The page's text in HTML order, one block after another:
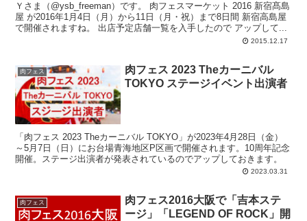
Ｙさま（@ysb_freeman）です。 肉フェスマーケット 2016 新宿髙島
屋 が2016年1月4日（月）から11日（月・祝）まで8日間 新宿高島屋
で開催されますね。 出店予定店舗一覧を入手したので アップして...
2015.12.17
肉フェス
肉フェス 2023 Theカーニバル
TOKYO ステージイベント出演者
「肉フェス 2023 Theカーニバル TOKYO」が2023年4月28日（金）
～5月7日（日）にお台場青海地区P区画で開催されます。10周年記念
開催。ステージ出演者が発表されているのでアップしておきます。
2023.03.31
肉フェス
肉フェス2016大阪で「吉本ステ
ージ」「LEGEND OF ROCK」開